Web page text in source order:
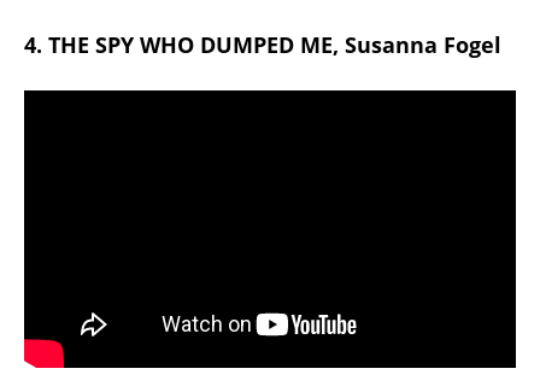
4. THE SPY WHO DUMPED ME, Susanna Fogel